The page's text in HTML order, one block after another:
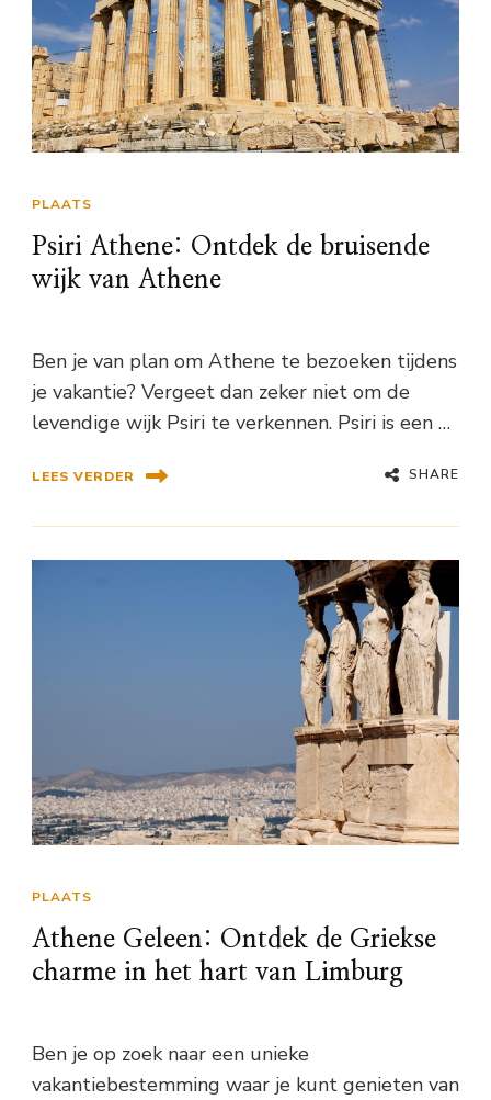
PLAATS
Psiri Athene: Ontdek de bruisende
wijk van Athene
Ben je van plan om Athene te bezoeken tijdens
je vakantie? Vergeet dan zeker niet om de
levendige wijk Psiri te verkennen. Psiri is een …
LEES VERDER SHARE
PLAATS
Athene Geleen: Ontdek de Griekse
charme in het hart van Limburg
Ben je op zoek naar een unieke
vakantiebestemming waar je kunt genieten van